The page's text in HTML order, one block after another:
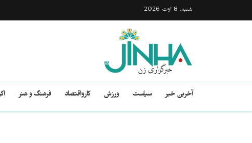
شنبه, 8 اوت 2026
آخرین خبر سیاست ورزش کارواقتصاد فرهنگ و هنر